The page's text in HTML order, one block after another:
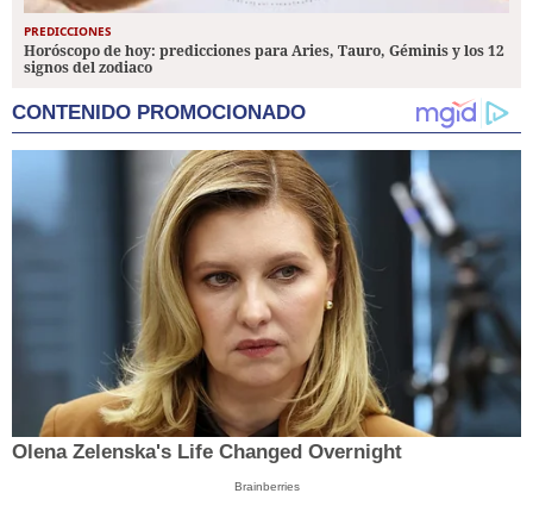
PREDICCIONES
Horóscopo de hoy: predicciones para Aries, Tauro, Géminis y los 12
signos del zodiaco
CONTENIDO PROMOCIONADO
Olena Zelenska's Life Changed Overnight
Brainberries